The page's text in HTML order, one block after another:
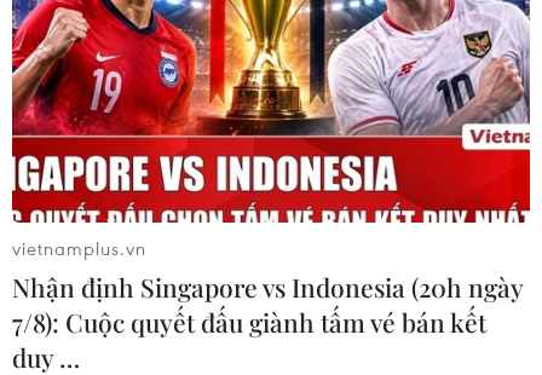
#Bột talc
#sản phẩm phấn phủ
#sản phẩm mỹ phẩm
#phấn rôm trẻ em
vietnamplus.vn
Nhận định Singapore vs Indonesia (20h ngày
7/8): Cuộc quyết đấu giành tấm vé bán kết
duy …